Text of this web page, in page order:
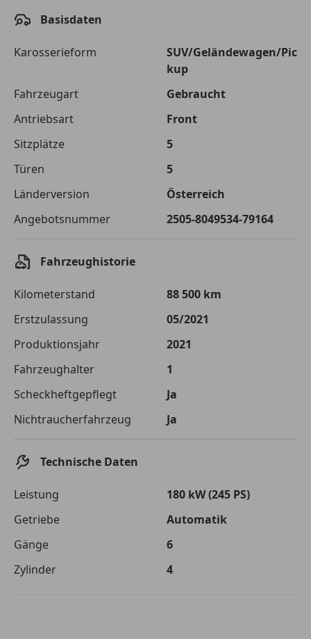
120 Monate
Kreditbetrag
€ 28 000,-
Gesamtbetrag
Einberechnete Gebühren
€ 0,-
Monatliche Rate
Die tatsächlichen Konditionen sind abhängig von Ihrer Bonität sowie
Jahre. Zinsspanne Sollzinssatz: 2,90% - 14,90%.
Jetzt berechnen
Basisdaten
Karosserieform
SUV/Geländewagen/Pic
kup
Fahrzeugart
Gebraucht
Antriebsart
Front
Sitzplätze
5
Türen
5
Länderversion
Österreich
Angebotsnummer
2505-8049534-79164
Fahrzeughistorie
Kilometerstand
88 500 km
Erstzulassung
05/2021
Produktionsjahr
2021
Fahrzeughalter
1
Scheckheftgepflegt
Ja
Nichtraucherfahrzeug
Ja
Technische Daten
Leistung
180 kW (245 PS)
Getriebe
Automatik
Gänge
6
Zylinder
4